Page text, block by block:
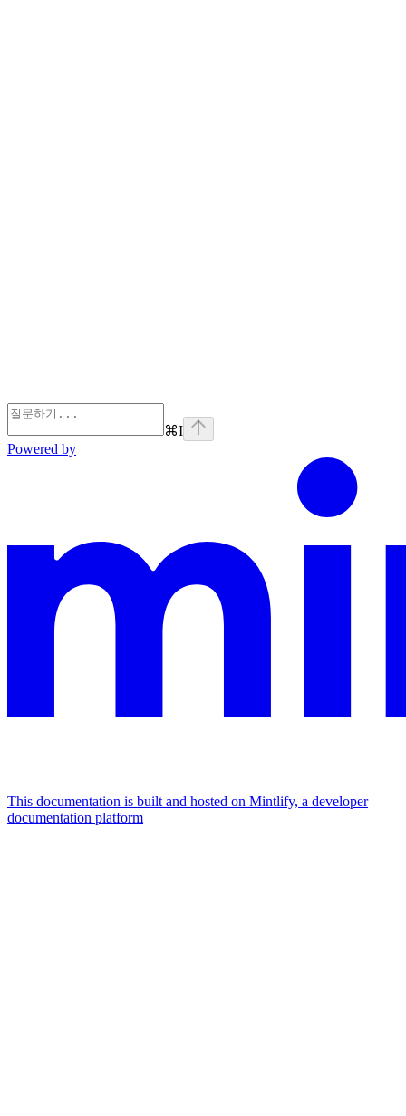
⌘I
Powered by
This documentation is built and hosted on Mintlify, a developer
documentation platform